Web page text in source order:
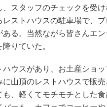
、スタッフのチェックを受
レストハウスの駐車場で、
る。当然ながら皆さんエ
りていた。
ウスがあり、お土産ショ
山頂のレストハウスで販
、軽くてモチモチとした